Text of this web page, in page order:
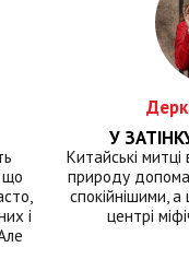
що
і
У
Китайські
природу
спокійнішими,
центрі